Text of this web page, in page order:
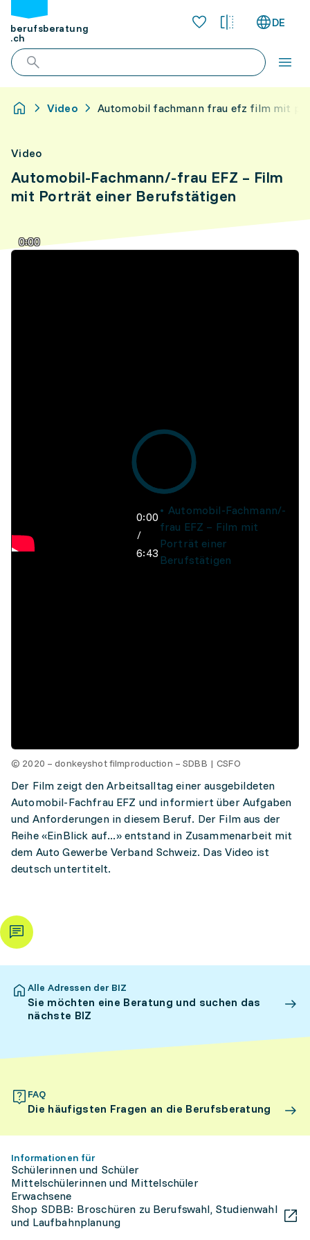
berufsberatung
.ch
DE
Video Automobil fachmann frau efz film mit
Video
Automobil-Fachmann/-frau EFZ – Film
mit Porträt einer Berufstätigen
0:00
0:00
/
6:43
Automobil-Fachmann/-
frau EFZ – Film mit
Porträt einer
Berufstätigen
© 2020 – donkeyshot filmproduction – SDBB | CSFO
Der Film zeigt den Arbeitsalltag einer ausgebildeten
Automobil-Fachfrau EFZ und informiert über Aufgaben
und Anforderungen in diesem Beruf. Der Film aus der
Reihe «EinBlick auf...» entstand in Zusammenarbeit mit
dem Auto Gewerbe Verband Schweiz. Das Video ist
deutsch untertitelt.
Alle Adressen der BIZ
Sie möchten eine Beratung und suchen das
nächste BIZ
FAQ
Die häufigsten Fragen an die Berufsberatung
Informationen für
Schülerinnen und Schüler
Mittelschülerinnen und Mittelschüler
Erwachsene
Shop SDBB: Broschüren zu Berufswahl, Studienwahl
und Laufbahnplanung